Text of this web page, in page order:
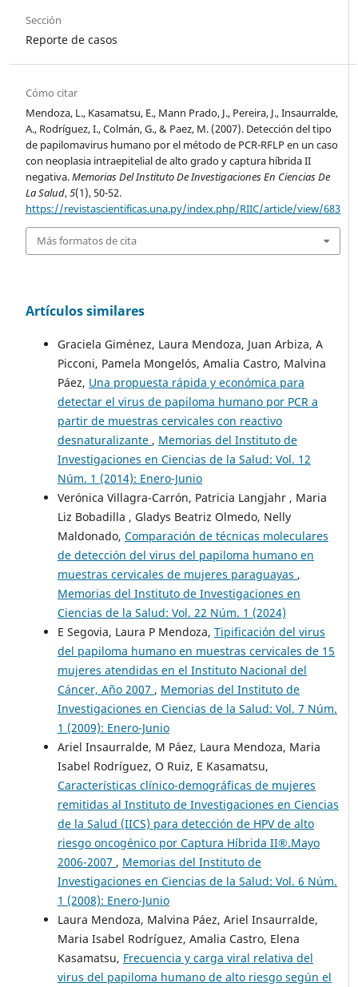
Sección
Reporte de casos
Cómo citar
Mendoza, L., Kasamatsu, E., Mann Prado, J., Pereira, J., Insaurralde,
A., Rodríguez, I., Colmán, G., & Paez, M. (2007). Detección del tipo
de papilomavirus humano por el método de PCR-RFLP en un caso
con neoplasia intraepitelial de alto grado y captura híbrida II
negativa.Memorias Del Instituto De Investigaciones En Ciencias De
La Salud,5(1), 50-52.
https://revistascientificas.una.py/index.php/RIIC/article/view/683
Más formatos de cita
Artículos similares
Graciela Giménez, Laura Mendoza, Juan Arbiza, A
Picconi, Pamela Mongelós, Amalia Castro, Malvina
Páez, Una propuesta rápida y económica para
detectar el virus de papiloma humano por PCR a
partir de muestras cervicales con reactivo
desnaturalizante , Memorias del Instituto de
Investigaciones en Ciencias de la Salud: Vol. 12
Núm. 1 (2014): Enero-Junio
Verónica Villagra-Carrón, Patricia Langjahr , Maria
Liz Bobadilla , Gladys Beatriz Olmedo, Nelly
Maldonado, Comparación de técnicas moleculares
de detección del virus del papiloma humano en
muestras cervicales de mujeres paraguayas ,
Memorias del Instituto de Investigaciones en
Ciencias de la Salud: Vol. 22 Núm. 1 (2024)
E Segovia, Laura P Mendoza, Tipificación del virus
del papiloma humano en muestras cervicales de 15
mujeres atendidas en el Instituto Nacional del
Cáncer, Año 2007 , Memorias del Instituto de
Investigaciones en Ciencias de la Salud: Vol. 7 Núm.
1 (2009): Enero-Junio
Ariel Insaurralde, M Páez, Laura Mendoza, Maria
Isabel Rodríguez, O Ruiz, E Kasamatsu,
Características clínico-demográficas de mujeres
remitidas al Instituto de Investigaciones en Ciencias
de la Salud (IICS) para detección de HPV de alto
riesgo oncogénico por Captura Híbrida II®.Mayo
2006-2007 , Memorias del Instituto de
Investigaciones en Ciencias de la Salud: Vol. 6 Núm.
1 (2008): Enero-Junio
Laura Mendoza, Malvina Páez, Ariel Insaurralde,
Maria Isabel Rodríguez, Amalia Castro, Elena
Kasamatsu, Frecuencia y carga viral relativa del
virus del papiloma humano de alto riesgo según el